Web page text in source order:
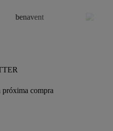
próxima compra